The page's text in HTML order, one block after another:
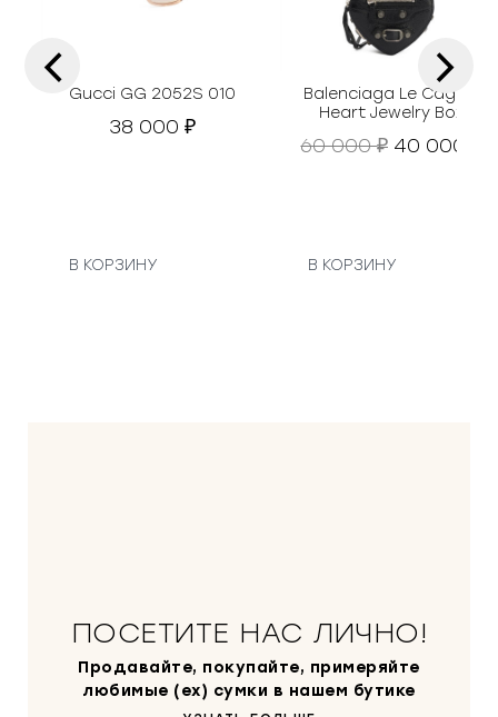
Gucci GG 2052S 010
38 000₽
В КОРЗИНУ
Balenciaga Le Cagole
Heart Jewelry Box
60 000₽ П
н
с
т
а
в
40 000
В КОРЗИНУ
‹ ›
ПОСЕТИТЕ НАС ЛИЧНО!
Продавайте, покупайте, примеряйте
любимые (ex) сумки в нашем бутике